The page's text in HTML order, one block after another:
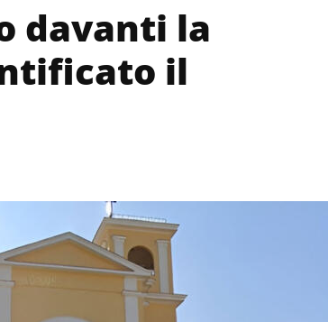
davanti la
il